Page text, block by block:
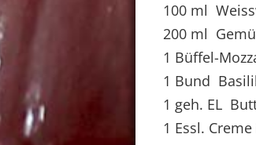
100 ml
200 ml
1 Büffel-
1 Bund
1 geh. EL
1 Essl.